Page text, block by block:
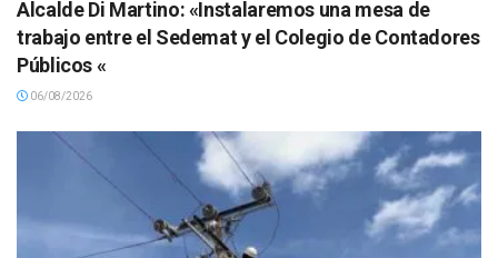
Alcalde Di Martino: «Instalaremos una mesa de
trabajo entre el Sedemat y el Colegio de Contadores
Públicos «
06/08/2026